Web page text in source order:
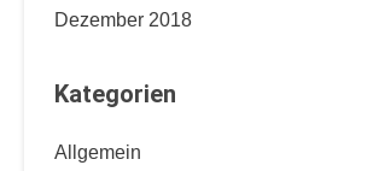
Dezember 2018
Kategorien
Allgemein